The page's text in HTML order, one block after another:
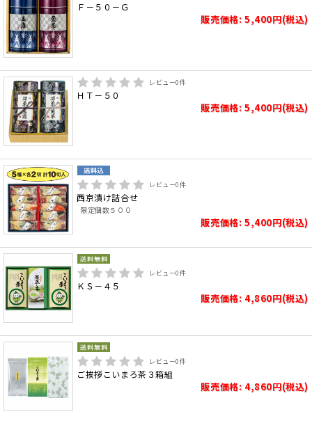
Ｆ－５０－Ｇ
販売価格: 5,400円(税込)
レビュー0件
ＨＴ－５０
販売価格: 5,400円(税込)
レビュー0件
西京漬け詰合せ
限定個数５００
販売価格: 5,400円(税込)
レビュー0件
ＫＳ－４５
販売価格: 4,860円(税込)
レビュー0件
ご挨拶こいまろ茶３箱組
販売価格: 4,860円(税込)